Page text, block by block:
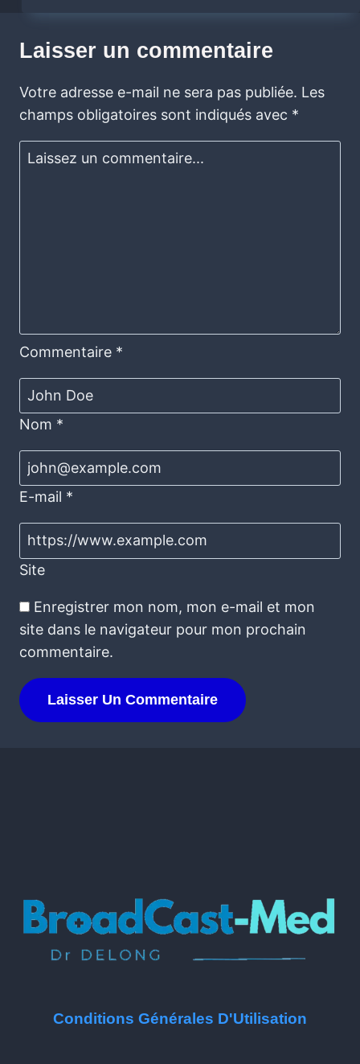
Laisser un commentaire
Votre adresse e-mail ne sera pas publiée. Les
champs obligatoires sont indiqués avec *
Commentaire *
Nom *
E-mail *
Site
Enregistrer mon nom, mon e-mail et mon
site dans le navigateur pour mon prochain
commentaire.
Conditions Générales D'Utilisation